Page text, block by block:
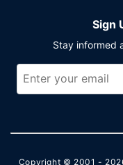
Sign
Stay informed
Copyright © 2001 -